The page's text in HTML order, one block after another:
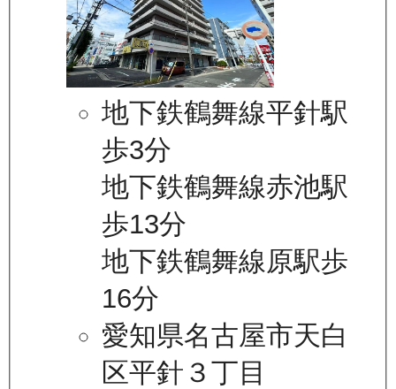
地下鉄鶴舞線平針駅
歩3分
地下鉄鶴舞線赤池駅
歩13分
地下鉄鶴舞線原駅歩
16分
愛知県名古屋市天白
区平針３丁目